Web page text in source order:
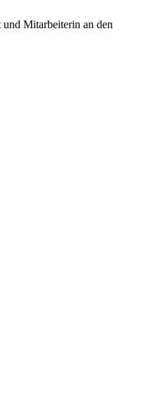
Mitarbeiterin an den